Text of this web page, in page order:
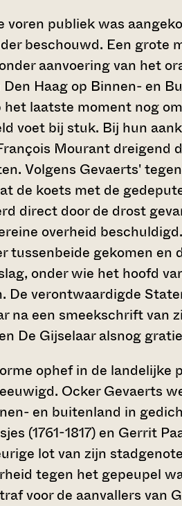
voren publiek was
beschouwd. Een grote
aanvoering van het
Haag op Binnen- en
laatste moment nog
voet bij stuk. Bij hun
Mourant dreigend
Volgens Gevaerts'
de koets met de
direct door de drost
overheid
tussenbeide gekomen en
onder wie het hoofd
De verontwaardigde
na een smeekschrift van
De Gijselaar alsnog
ophef in de landelijke
Ocker Gevaerts
en buitenland in
(1761-1817) en Gerrit
lot van zijn
tegen het gepeupel
voor de aanvallers van